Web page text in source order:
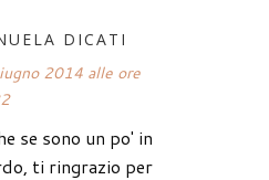
DICATI
2014 alle ore
se sono un po' in
ti ringrazio per